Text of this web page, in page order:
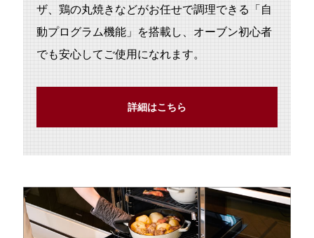
ザ、鶏の丸焼きなどがお任せで調理できる「⾃
動プログラム機能」を搭載し、オーブン初⼼者
でも安⼼してご使⽤になれます。
詳細はこちら